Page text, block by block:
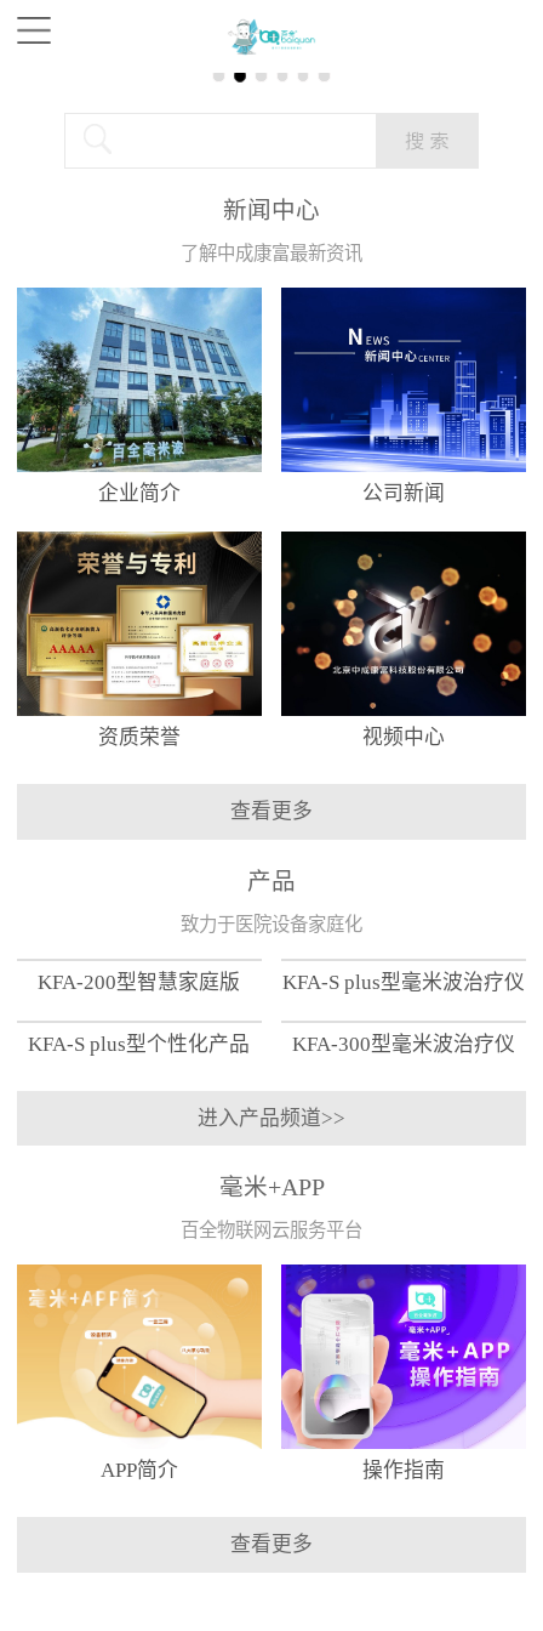
新闻中心
了解中成康富最新资讯
企业简介 公司新闻
资质荣誉 视频中心
查看更多
产品
致力于医院设备家庭化
KFA-200型智慧家庭版 KFA-S plus型毫米波治疗仪
KFA-S plus型个性化产品
KFA-300型毫米波治疗仪
进入产品频道>>
毫米+APP
百全物联网云服务平台
APP简介 操作指南
查看更多